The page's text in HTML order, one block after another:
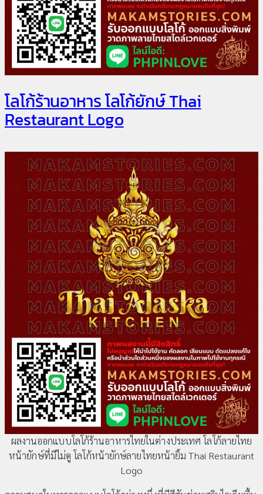
โลโก้ร้านอาหาร โลโก้ยักษ์ Thai
Restaurant Logo
ผลงานออกแบบโลโก้ร้านอาหารไทยในต่างประเทศ โลโก้ลายไทย
หน้ายักษ์ที่มีไม่ดู โลโก้หน้ายักษ์ลายไทยหน้ายิ้ม Thai Restaurant
Logo